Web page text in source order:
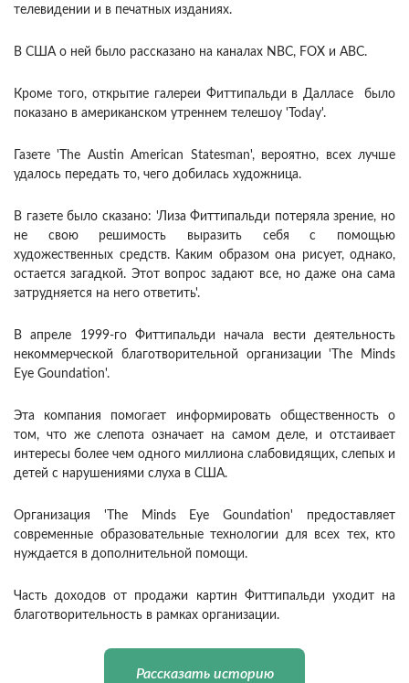
телевидении и в печатных изданиях.
В США о ней было рассказано на каналах NBC, FOX и ABC.
Кроме того, открытие галереи Фиттипальди в Далласе было
показано в американском утреннем телешоу 'Today'.
Газете 'The Austin American Statesman', вероятно, всех лучше
удалось передать то, чего добилась художница.
В газете было сказано: 'Лиза Фиттипальди потеряла зрение, но
не свою решимость выразить себя с помощью
художественных средств. Каким образом она рисует, однако,
остается загадкой. Этот вопрос задают все, но даже она сама
затрудняется на него ответить'.
В апреле 1999-го Фиттипальди начала вести деятельность
некоммерческой благотворительной организации 'The Minds
Eye Goundation'.
Эта компания помогает информировать общественность о
том, что же слепота означает на самом деле, и отстаивает
интересы более чем одного миллиона слабовидящих, слепых и
детей с нарушениями слуха в США.
Организация 'The Minds Eye Goundation' предоставляет
современные образовательные технологии для всех тех, кто
нуждается в дополнительной помощи.
Часть доходов от продажи картин Фиттипальди уходит на
благотворительность в рамках организации.
Рассказать историю